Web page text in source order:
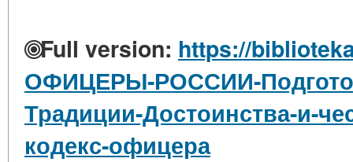
Full version: https://
ОФИЦЕРЫ-РОССИИ-
Традиции-Достоинства-и-
кодекс-офицера